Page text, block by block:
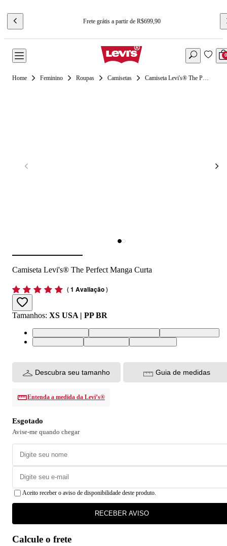
Frete grátis a partir de R$699,90
0
Feminino Roupas Camisetas Camiseta Levi's® The Perfect Manga Curta
Camiseta Levi's® The Perfect Manga Curta
(1 Avaliação)
Tamanhos: XS USA | PP BR
XS USA | PP BRXXL USA | EGG BRXL USA | GG BR
M USA | M BRS USA | P BRL USA | G BR
Descubra seu tamanho Guia de medidas
Entenda a medida da Levi’s®
Esgotado
Avise-me quando chegar
Aceito receber o aviso de disponibilidade deste produto.
RECEBER AVISO
Calcule o frete